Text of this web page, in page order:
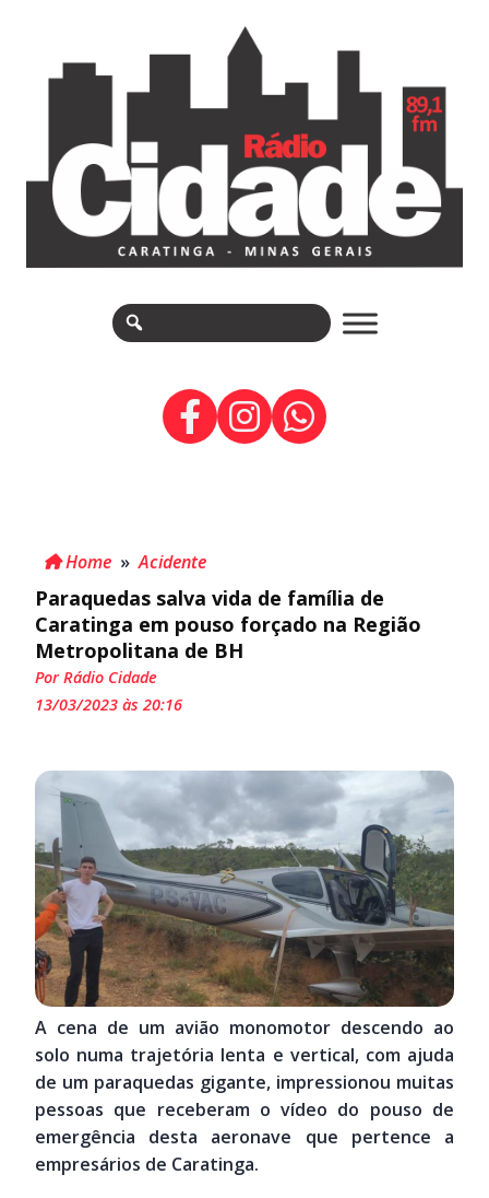
Home »Acidente
Paraquedas salva vida de família de
Caratinga em pouso forçado na Região
Metropolitana de BH
Por Rádio Cidade
13/03/2023 às 20:16
A cena de um avião monomotor descendo ao
solo numa trajetória lenta e vertical, com ajuda
de um paraquedas gigante, impressionou muitas
pessoas que receberam o vídeo do pouso de
emergência desta aeronave que pertence a
empresários de Caratinga.